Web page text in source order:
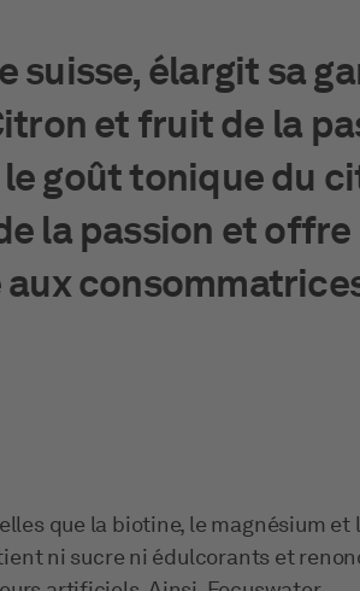
suisse, élargit sa
et fruit de la
goût tonique du
la passion et offre
que la biotine, le magnésium et
ni sucre ni édulcorants et